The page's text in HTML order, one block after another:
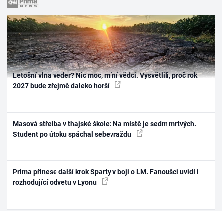
Letošní vlna veder? Nic moc, míní vědci. Vysvětlili, proč rok
2027 bude zřejmě daleko horší
Masová střelba v thajské škole: Na místě je sedm mrtvých.
Student po útoku spáchal sebevraždu
Prima přinese další krok Sparty v boji o LM. Fanoušci uvidí i
rozhodující odvetu v Lyonu